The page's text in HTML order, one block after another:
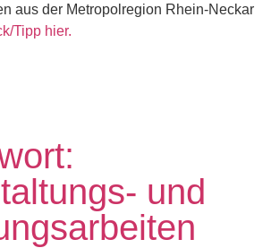
aus der Metropolregion Rhein-Neckar
Tipp hier.
und